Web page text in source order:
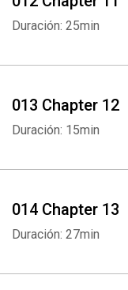
Duración: 25min
013 Chapter 12
Duración: 15min
014 Chapter 13
Duración: 27min